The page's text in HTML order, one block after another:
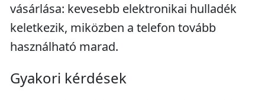
vásárlása: kevesebb elektronikai hulladék
keletkezik, miközben a telefon tovább
használható marad.
Gyakori kérdések